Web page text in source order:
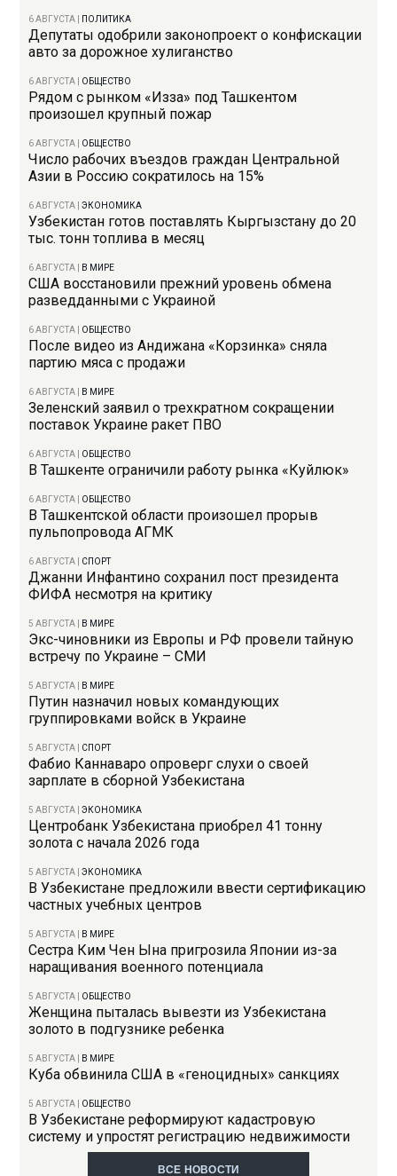
6 АВГУСТА ПОЛИТИКА
Депутаты одобрили законопроект о конфискации
авто за дорожное хулиганство
6 АВГУСТА ОБЩЕСТВО
Рядом с рынком «Изза» под Ташкентом
произошел крупный пожар
6 АВГУСТА ОБЩЕСТВО
Число рабочих въездов граждан Центральной
Азии в Россию сократилось на 15%
6 АВГУСТА |ЭКОНОМИКА
Узбекистан готов поставлять Кыргызстану до 20
тыс. тонн топлива в месяц
6 АВГУСТА В МИРЕ
США восстановили прежний уровень обмена
разведданными с Украиной
6 АВГУСТА ОБЩЕСТВО
После видео из Андижана «Корзинка» сняла
партию мяса с продажи
6 АВГУСТА В МИРЕ
Зеленский заявил о трехкратном сокращении
поставок Украине ракет ПВО
6 АВГУСТА ОБЩЕСТВО
В Ташкенте ограничили работу рынка «Куйлюк»
6 АВГУСТА ОБЩЕСТВО
В Ташкентской области произошел прорыв
пульпопровода АГМК
6 АВГУСТА СПОРТ
Джанни Инфантино сохранил пост президента
ФИФА несмотря на критику
5 АВГУСТА В МИРЕ
Экс-чиновники из Европы и РФ провели тайную
встречу по Украине – СМИ
5 АВГУСТА В МИРЕ
Путин назначил новых командующих
группировками войск в Украине
5 АВГУСТА СПОРТ
Фабио Каннаваро опроверг слухи о своей
зарплате в сборной Узбекистана
5 АВГУСТА |ЭКОНОМИКА
Центробанк Узбекистана приобрел 41 тонну
золота с начала 2026 года
5 АВГУСТА |ЭКОНОМИКА
В Узбекистане предложили ввести сертификацию
частных учебных центров
5 АВГУСТА В МИРЕ
Сестра Ким Чен Ына пригрозила Японии из-за
наращивания военного потенциала
5 АВГУСТА ОБЩЕСТВО
Женщина пыталась вывезти из Узбекистана
золото в подгузнике ребенка
5 АВГУСТА В МИРЕ
Куба обвинила США в «геноцидных» санкциях
5 АВГУСТА ОБЩЕСТВО
В Узбекистане реформируют кадастровую
систему и упростят регистрацию недвижимости
ВСЕ НОВОСТИ